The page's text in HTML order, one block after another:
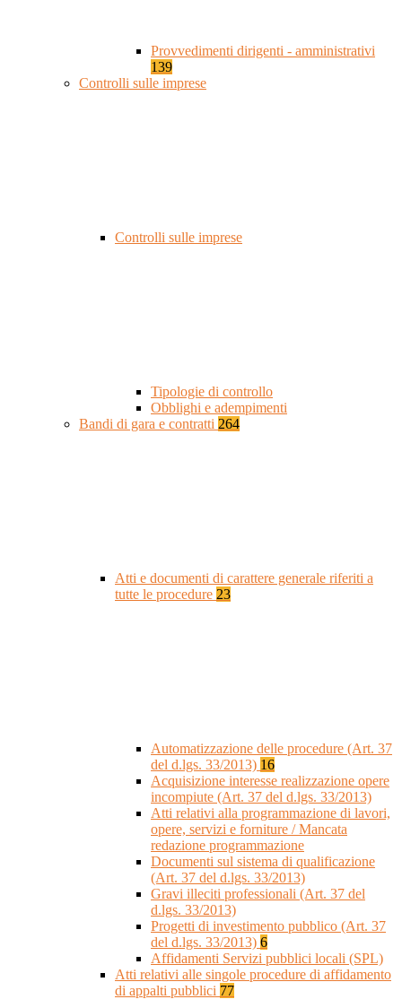
Provvedimenti dirigenti - amministrativi
139
Controlli sulle imprese
Controlli sulle imprese
Tipologie di controllo
Obblighi e adempimenti
Bandi di gara e contratti 264
Atti e documenti di carattere generale riferiti a
tutte le procedure 23
Automatizzazione delle procedure (Art. 37
del d.lgs. 33/2013) 16
Acquisizione interesse realizzazione opere
incompiute (Art. 37 del d.lgs. 33/2013)
Atti relativi alla programmazione di lavori,
opere, servizi e forniture / Mancata
redazione programmazione
Documenti sul sistema di qualificazione
(Art. 37 del d.lgs. 33/2013)
Gravi illeciti professionali (Art. 37 del
d.lgs. 33/2013)
Progetti di investimento pubblico (Art. 37
del d.lgs. 33/2013) 6
Affidamenti Servizi pubblici locali (SPL)
Atti relativi alle singole procedure di affidamento
di appalti pubblici 77